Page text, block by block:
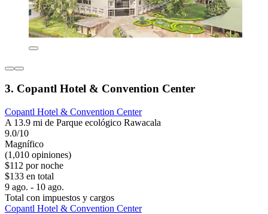
3. Copantl Hotel & Convention Center
Copantl Hotel & Convention Center
A 13.9 mi de Parque ecológico Rawacala
9.0/10
Magnífico
(1,010 opiniones)
$112 por noche
$133 en total
9 ago. - 10 ago.
Total con impuestos y cargos
Copantl Hotel & Convention Center